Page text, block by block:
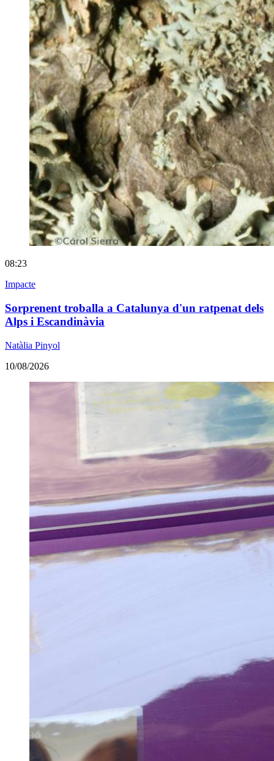
08:23
Impacte
Sorprenent troballa a Catalunya d'un ratpenat dels
Alps i Escandinàvia
Natàlia Pinyol
10/08/2026